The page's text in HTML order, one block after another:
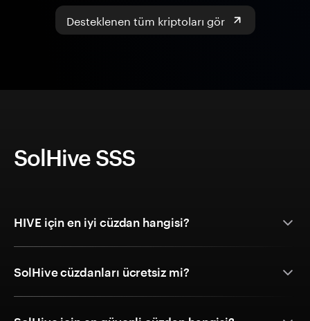
Desteklenen tüm kriptoları gör
SolHive SSS
HIVE için en iyi cüzdan hangisi?
SolHive cüzdanları ücretsiz mi?